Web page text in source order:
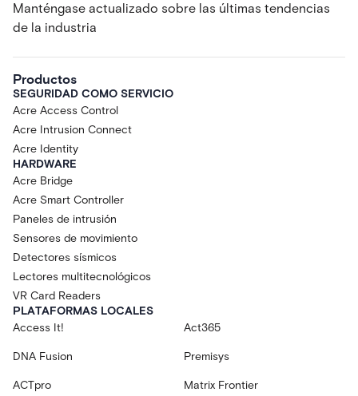
Manténgase actualizado sobre las últimas tendencias
de la industria
Productos
SEGURIDAD COMO SERVICIO
Acre Access Control
Acre Intrusion Connect
Acre Identity
HARDWARE
Acre Bridge
Acre Smart Controller
Paneles de intrusión
Sensores de movimiento
Detectores sísmicos
Lectores multitecnológicos
VR Card Readers
PLATAFORMAS LOCALES
Access It!
Act365
DNA Fusion Premisys
ACTpro Matrix Frontier